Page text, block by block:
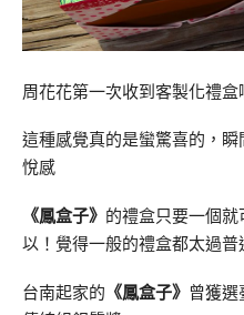
周花花第一次收到客製化禮盒
這種感覺真的是蠻驚喜的，
悅感
《鳳盒子》 的禮盒只要一個
以！覺得一般的禮盒都太過
台南起家的 《鳳盒子》 曾獲